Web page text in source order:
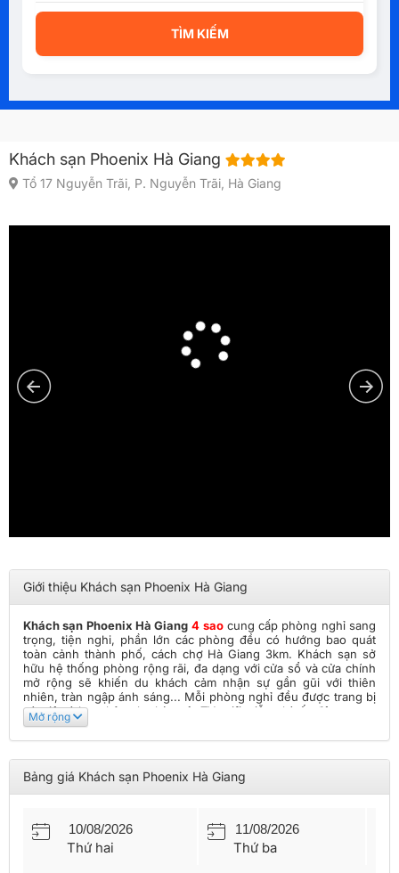
TÌM KIẾM
Khách sạn Phoenix Hà Giang
Tổ 17 Nguyễn Trãi, P. Nguyễn Trãi, Hà Giang
Giới thiệu Khách sạn Phoenix Hà Giang
Khách sạn Phoenix Hà Giang 4 saocung cấp phòng nghỉ sang
trọng, tiện nghi, phần lớn các phòng đều có hướng bao quát
toàn cảnh thành phố, cách chợ Hà Giang 3km. Khách sạn sở
hữu hệ thống phòng rộng rãi, đa dạng với cửa sổ và cửa chính
mở rộng sẽ khiến du khách cảm nhận sự gần gũi với thiên
nhiên, tràn ngập ánh sáng... Mỗi phòng nghỉ đều được trang bị
các tiện ích cơ bản như bàn, tủ, TV, wifi miễn phí tốc độ cao...
mang đến cho Quý khách những ngày nghỉ tuyệt vời với nhiều
cung bậc cảm xúc tuyệt hảo. Khách sạn cung cấp những tiện
tầng một của khách sạn, phục vụ Cocktail/Mocktail, các loại
rượu hảo hạng nhất thế giới.
Mở rộng
Bảng giá Khách sạn Phoenix Hà Giang
Thứ hai Thứ ba